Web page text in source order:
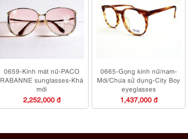
0659-Kính mát nữ-PACO
RABANNE sunglasses-Khá
mới
2,252,000 đ
0665-Gọng kính nữ/nam-
Mới/Chưa sử dụng-City Boy
eyeglasses
1,437,000 đ